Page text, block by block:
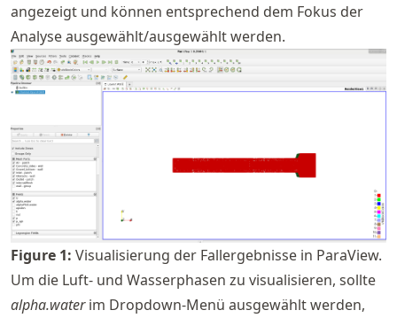
angezeigt und können entsprechend dem Fokus der
Analyse ausgewählt/ausgewählt werden.
Figure 1: Visualisierung der Fallergebnisse in ParaView.
Um die Luft- und Wasserphasen zu visualisieren, sollte
alpha.waterim Dropdown-Menü ausgewählt werden,